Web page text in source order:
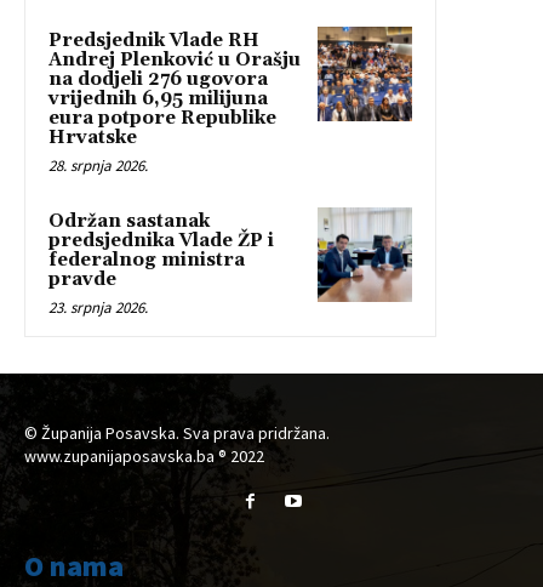
Predsjednik Vlade RH
Andrej Plenković u Orašju
na dodjeli 276 ugovora
vrijednih 6,95 milijuna
eura potpore Republike
Hrvatske
28. srpnja 2026.
Održan sastanak
predsjednika Vlade ŽP i
federalnog ministra
pravde
23. srpnja 2026.
© Županija Posavska. Sva prava pridržana.
www.zupanijaposavska.ba ® 2022
O nama